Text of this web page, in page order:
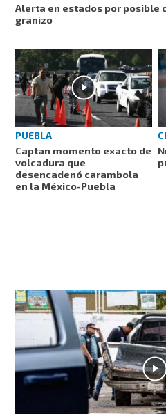
Alerta en estados por posible
granizo
PUEBLA
Captan momento exacto de
volcadura que
desencadenó carambola
en la México-Puebla